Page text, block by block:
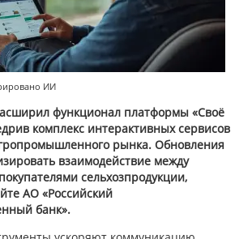
ИИ
функционал платформы «Своё
комплекс интерактивных сервисов
рынка. Обновления
взаимодействие между
сельхозпродукции,
АО «Российский
банк».